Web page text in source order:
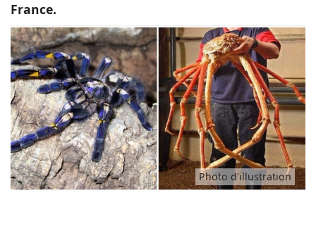
Animaux
Famille
Santé
France.
Photo d'illustration